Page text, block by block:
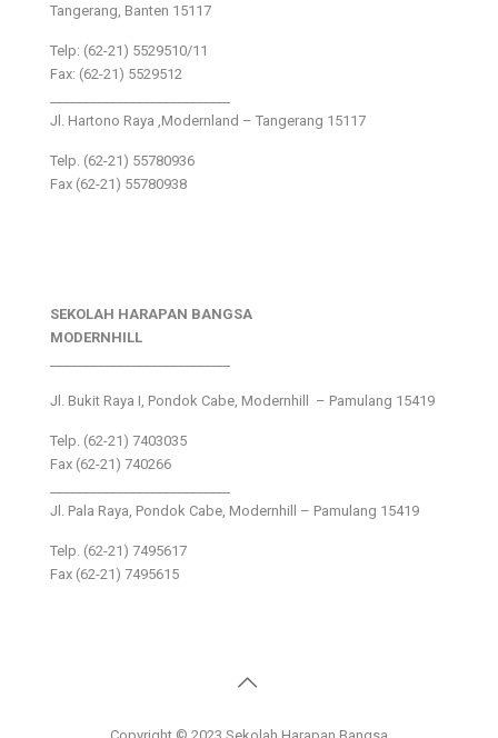
Tangerang, Banten 15117
Telp: (62-21) 5529510/11
Fax: (62-21) 5529512
Jl. Hartono Raya ,Modernland – Tangerang 15117
Telp. (62-21) 55780936
Fax (62-21) 55780938
SEKOLAH HARAPAN BANGSA
MODERNHILL
Jl. Bukit Raya I, Pondok Cabe, Modernhill – Pamulang 15419
Telp. (62-21) 7403035
Fax (62-21) 740266
Jl. Pala Raya, Pondok Cabe, Modernhill – Pamulang 15419
Telp. (62-21) 7495617
Fax (62-21) 7495615